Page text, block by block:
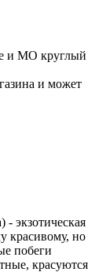
и МО круглый
и может
- экзотическая
красивому, но
побеги
красуются